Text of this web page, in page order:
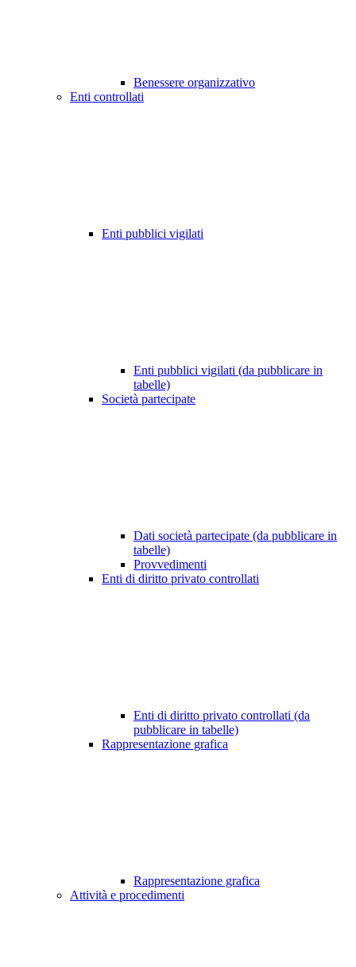
Benessere organizzativo
Enti controllati
Enti pubblici vigilati
Enti pubblici vigilati (da pubblicare in
tabelle)
Società partecipate
Dati società partecipate (da pubblicare in
tabelle)
Provvedimenti
Enti di diritto privato controllati
Enti di diritto privato controllati (da
pubblicare in tabelle)
Rappresentazione grafica
Rappresentazione grafica
Attività e procedimenti